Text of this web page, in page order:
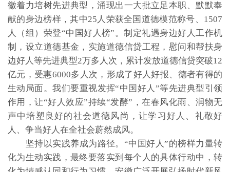
徽着力培树先进典型，涌现出一大批立足本职、默默奉
献的身边榜样，其中25人荣获全国道德模范称号、1507
人（组）荣登“中国好人榜”。制定礼遇身边好人工作机
制，设立道德基金，实施道德信贷工程，慰问和帮扶身
边好人等先进典型2万多人次，累计发放道德信贷突破12
亿元，受惠6000多人次，形成了好人好报、德者有得的
生动局面。我们要重视发挥“中国好人”等先进典型引领
作用，让“好人效应”持续“发酵”，在春风化雨、润物无
声中培塑良好的社会道德风尚，让学习好人、礼敬好
人、争当好人在全社会蔚然成风。
坚持以实践养成为路径。“中国好人”的榜样力量转
化为生动实践，最终要落实到每个人的具体行动中，转